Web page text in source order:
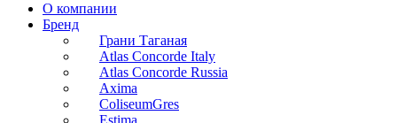
О компании
Бренд
Грани Таганая
Atlas Concorde Italy
Atlas Concorde Russia
Axima
ColiseumGres
Estima